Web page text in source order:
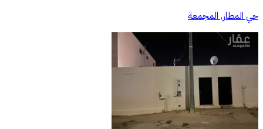
حي المطار, المجمعة